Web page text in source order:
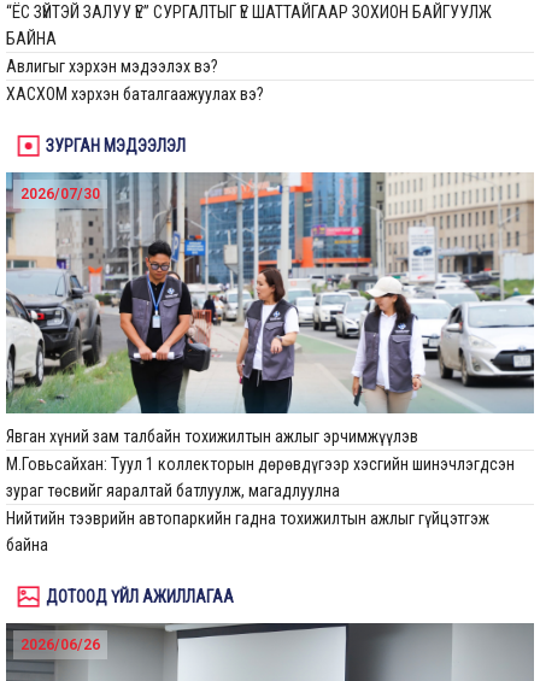
“ЁС ЗҮЙТЭЙ ЗАЛУУ ҮЕ” СУРГАЛТЫГ ҮЕ ШАТТАЙГААР ЗОХИОН БАЙГУУЛЖ
БАЙНА
Авлигыг хэрхэн мэдээлэх вэ?
ХАСХОМ хэрхэн баталгаажуулах вэ?
ЗУРГАН МЭДЭЭЛЭЛ
2026/07/30
Явган хүний зам талбайн тохижилтын ажлыг эрчимжүүлэв
М.Говьсайхан: Туул 1 коллекторын дөрөвдүгээр хэсгийн шинэчлэгдсэн
зураг төсвийг яаралтай батлуулж, магадлуулна
Нийтийн тээврийн автопаркийн гадна тохижилтын ажлыг гүйцэтгэж
байна
ДОТООД ҮЙЛ АЖИЛЛАГАА
2026/06/26